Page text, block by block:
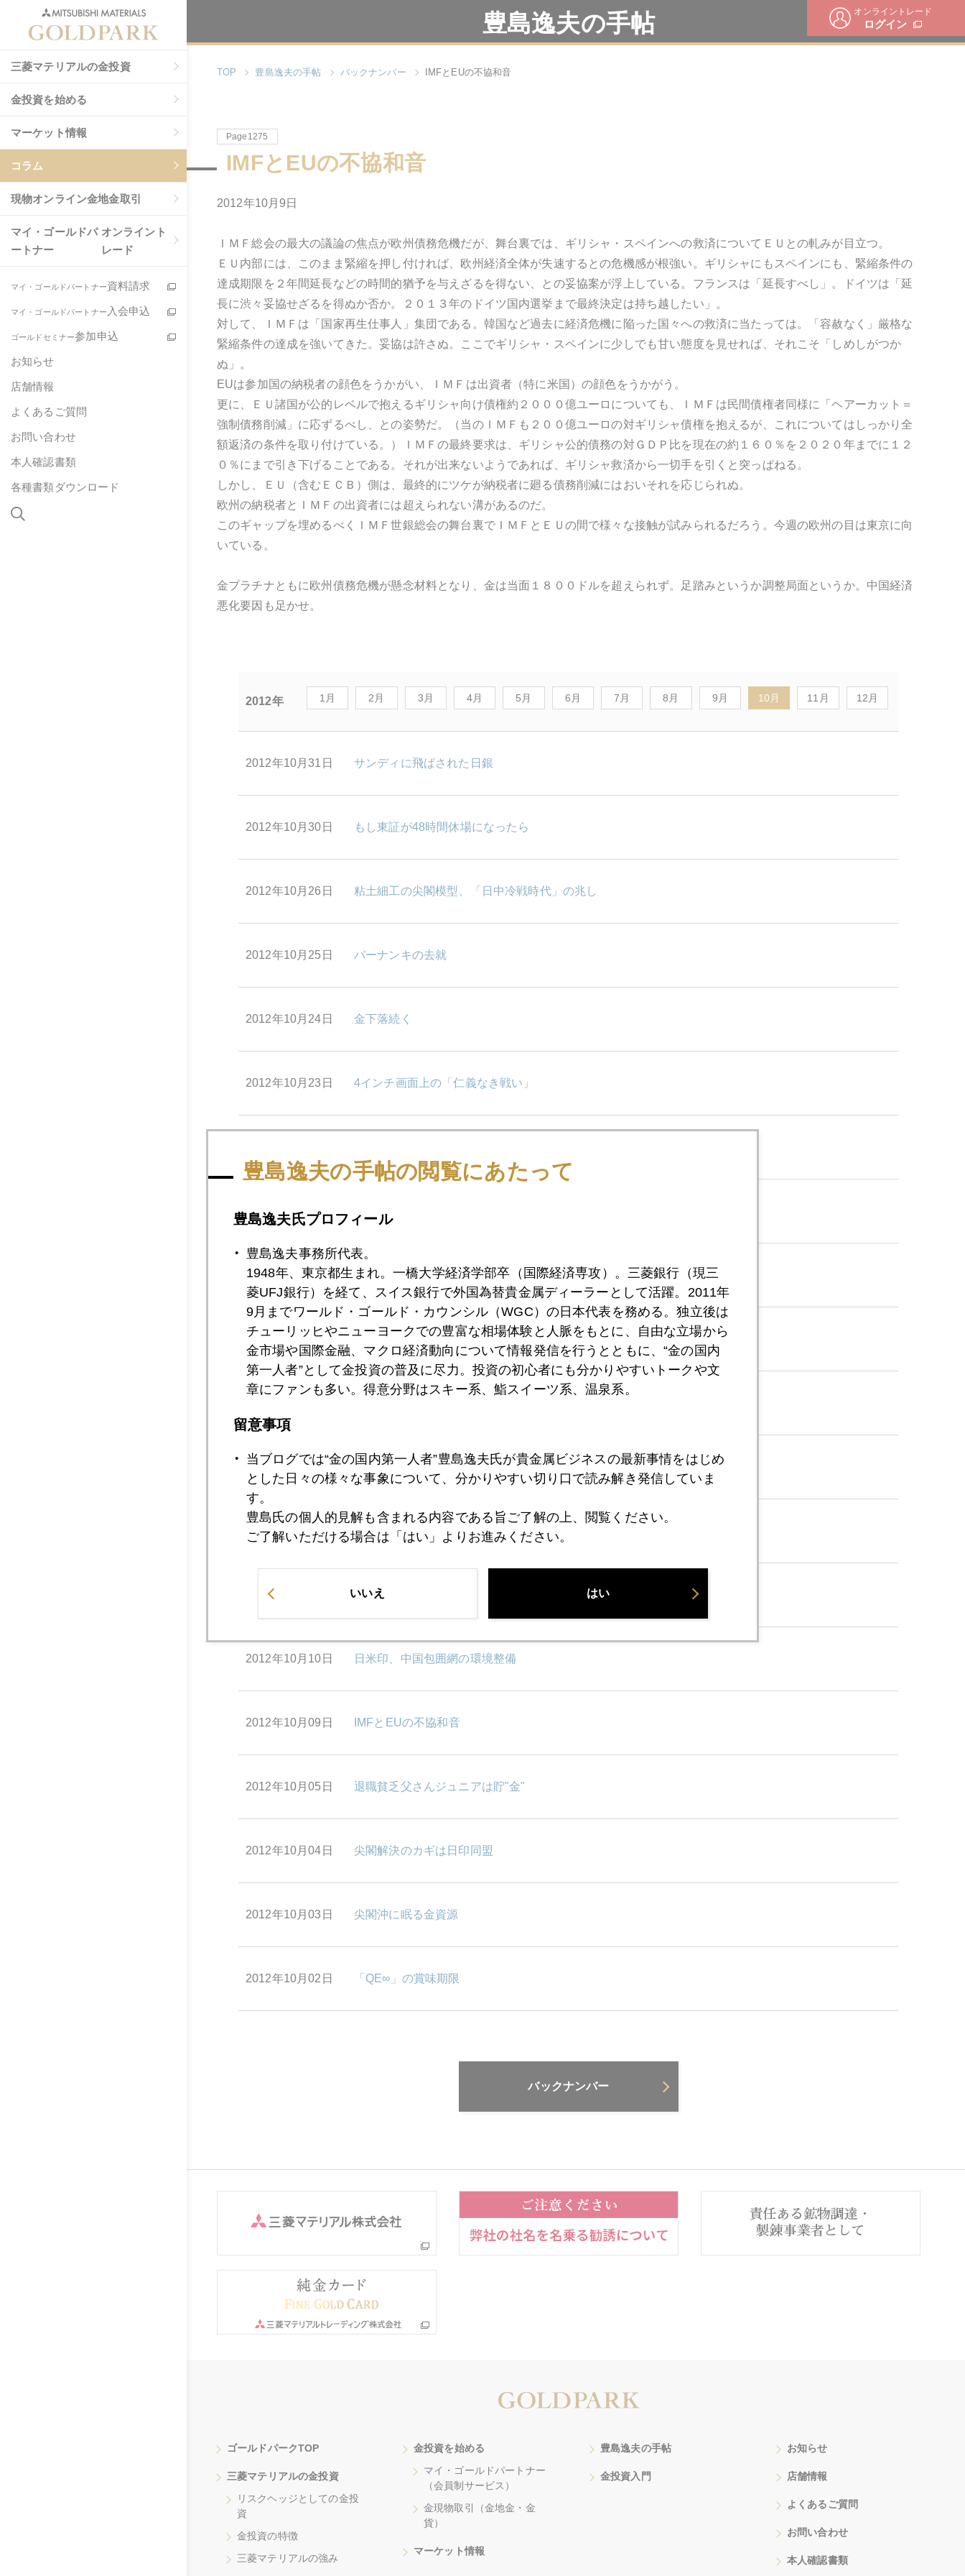
オンライントレード
ログイン
三菱マテリアルの金投資
金投資を始める
マーケット情報
コラム
現物オンライン金地金取引
マイ・ゴールドパ
ートナー
オンライント
レード
マイ・ゴールドパートナー資料請求
マイ・ゴールドパートナー 入会申込
ゴールドセミナー参加申込
お知らせ
店舗情報
よくあるご質問
お問い合わせ
本人確認書類
各種書類ダウンロード
豊島逸夫の手帖
TOP 豊島逸夫の手帖 バックナンバー IMFとEUの不協和音
Page1275
IMFとEUの不協和音
2012年10月9日
ＩＭＦ総会の最大の議論の焦点が欧州債務危機だが、舞台裏では、ギリシャ・スペインへの救済についてＥＵとの軋みが目立つ。
ＥＵ内部には、このまま緊縮を押し付ければ、欧州経済全体が失速するとの危機感が根強い。ギリシャにもスペインにも、緊縮条件の
達成期限を２年間延長などの時間的猶予を与えざるを得ない、との妥協案が浮上している。フランスは「延長すべし」。ドイツは「延
長に渋々妥協せざるを得ぬか否か。２０１３年のドイツ国内選挙まで最終決定は持ち越したい」。
対して、ＩＭＦは「国家再生仕事人」集団である。韓国など過去に経済危機に陥った国々への救済に当たっては。「容赦なく」厳格な
緊縮条件の達成を強いてきた。妥協は許さぬ。ここでギリシャ・スペインに少しでも甘い態度を見せれば、それこそ「しめしがつか
ぬ」。
EUは参加国の納税者の顔色をうかがい、ＩＭＦは出資者（特に米国）の顔色をうかがう。
更に、ＥＵ諸国が公的レベルで抱えるギリシャ向け債権約２０００億ユーロについても、ＩＭＦは民間債権者同様に「ヘアーカット＝
強制債務削減」に応ずるべし、との姿勢だ。（当のＩＭＦも２００億ユーロの対ギリシャ債権を抱えるが、これについてはしっかり全
額返済の条件を取り付けている。）ＩＭＦの最終要求は、ギリシャ公的債務の対ＧＤＰ比を現在の約１６０％を２０２０年までに１２
０％にまで引き下げることである。それが出来ないようであれば、ギリシャ救済から一切手を引くと突っぱねる。
しかし、ＥＵ（含むＥＣＢ）側は、最終的にツケが納税者に廻る債務削減にはおいそれを応じられぬ。
欧州の納税者とＩＭＦの出資者には超えられない溝があるのだ。
このギャップを埋めるべくＩＭＦ世銀総会の舞台裏でＩＭＦとＥＵの間で様々な接触が試みられるだろう。今週の欧州の目は東京に向
いている。
金プラチナともに欧州債務危機が懸念材料となり、金は当面１８００ドルを超えられず。足踏みというか調整局面というか。中国経済
悪化要因も足かせ。
2012年 1月 2月 3月 4月 5月 6月 7月 8月 9月 10月 11月 12月
2012年10月31日 サンディに飛ばされた日銀
2012年10月30日 もし東証が48時間休場になったら
2012年10月26日 粘土細工の尖閣模型、「日中冷戦時代」の兆し
2012年10月25日 バーナンキの去就
2012年10月24日 金下落続く
2012年10月23日 4インチ画面上の「仁義なき戦い」
2012年10月19日 中国経済7.4%へ減速、商品市場への影響は？
2012年10月18日 金大量保管のNY連銀爆破計画阻止
2012年10月17日 金の落下傘 一日在職で３４億円の退職金もらえる仕組み
2012年10月15日 経済危機下の資産防衛―円は安全？
2012年10月12日 IMFが入り「おかずが減った」韓国
2012年10月11日 ロムニー氏は反中
2012年10月10日 日米印、中国包囲網の環境整備
2012年10月09日 IMFとEUの不協和音
2012年10月05日 退職貧乏父さんジュニアは貯"金"
2012年10月04日 尖閣解決のカギは日印同盟
2012年10月03日 尖閣沖に眠る金資源
2012年10月02日 「QE∞」の賞味期限
バックナンバー
ゴールドパークTOP
三菱マテリアルの金投資
リスクヘッジとしての金投
資
金投資の特徴
三菱マテリアルの強み
金投資を始める
マイ・ゴールドパートナー
（会員制サービス）
金現物取引（金地金・金
貨）
マーケット情報
豊島逸夫の手帖
金投資入門
お知らせ
店舗情報
よくあるご質問
お問い合わせ
本人確認書類
豊島逸夫の手帖の閲覧にあたって
豊島逸夫氏プロフィール
豊島逸夫事務所代表。
1948年、東京都生まれ。一橋大学経済学部卒（国際経済専攻）。三菱銀行（現三
菱UFJ銀行）を経て、スイス銀行で外国為替貴金属ディーラーとして活躍。2011年
9月までワールド・ゴールド・カウンシル（WGC）の日本代表を務める。独立後は
チューリッヒやニューヨークでの豊富な相場体験と人脈をもとに、自由な立場から
金市場や国際金融、マクロ経済動向について情報発信を行うとともに、“金の国内
第一人者”として金投資の普及に尽力。投資の初心者にも分かりやすいトークや文
章にファンも多い。得意分野はスキー系、鮨スイーツ系、温泉系。
留意事項
当ブログでは“金の国内第一人者”豊島逸夫氏が貴金属ビジネスの最新事情をはじめ
とした日々の様々な事象について、分かりやすい切り口で読み解き発信していま
す。
豊島氏の個人的見解も含まれる内容である旨ご了解の上、閲覧ください。
ご了解いただける場合は「はい」よりお進みください。
いいえ はい